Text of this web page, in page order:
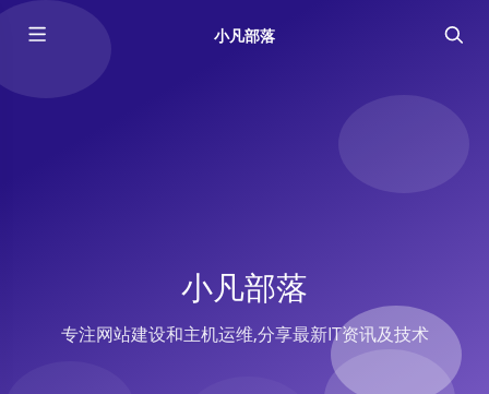
小凡部落
小凡部落
专注网站建设和主机运维,分享最新IT资讯及技术